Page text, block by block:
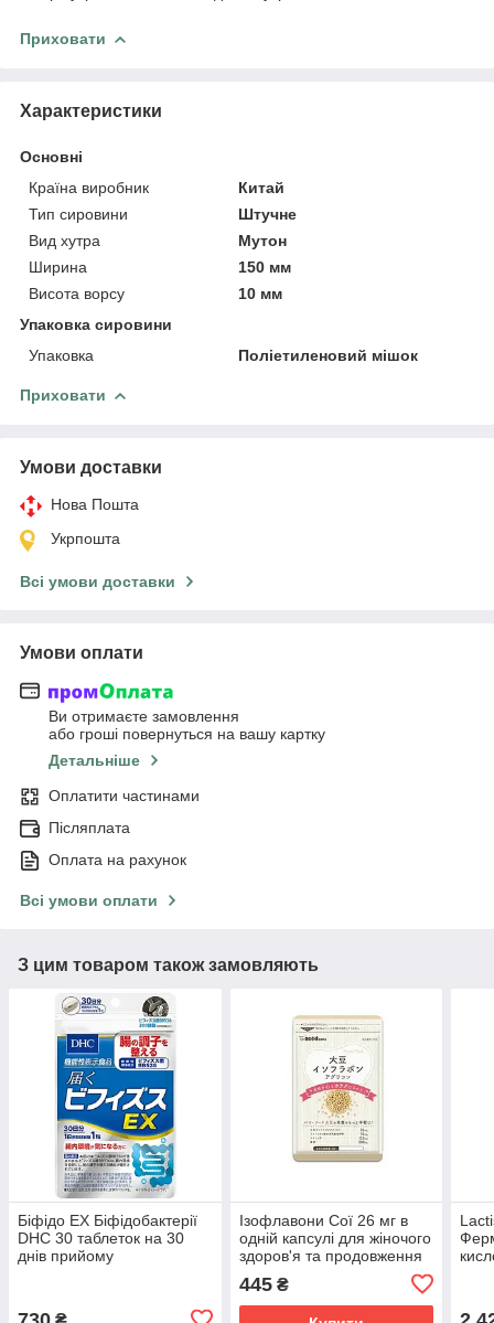
Приховати
Характеристики
Основні
Країна виробник
Китай
Тип сировини
Штучне
Вид хутра
Мутон
Ширина
150 мм
Висота ворсу
10 мм
Упаковка сировини
Упаковка
Поліетиленовий мішок
Приховати
Умови доставки
Нова Пошта
Укрпошта
Всі умови доставки
Умови оплати
Ви отримаєте замовлення
або гроші повернуться на вашу картку
Детальніше
Оплатити частинами
Післяплата
Оплата на рахунок
Всі умови оплати
З цим товаром також замовляють
Біфідо EX Біфідобактерії
DHC 30 таблеток на 30
днів прийому
Ізофлавони Сої 26 мг в
одній капсулі для жіночого
здоров'я та продовження
Молодіжності на 1 місяць
прийому SeedComs
445₴